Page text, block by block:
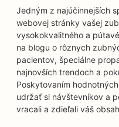
Jedným z najúčinnejších
webovej stránky vašej
vysokokvalitného a
na blogu o rôznych
pacientov, špeciálne
najnovších trendoch a
Poskytovaním
udržať si návštevníkov a
vracali a zdieľali váš